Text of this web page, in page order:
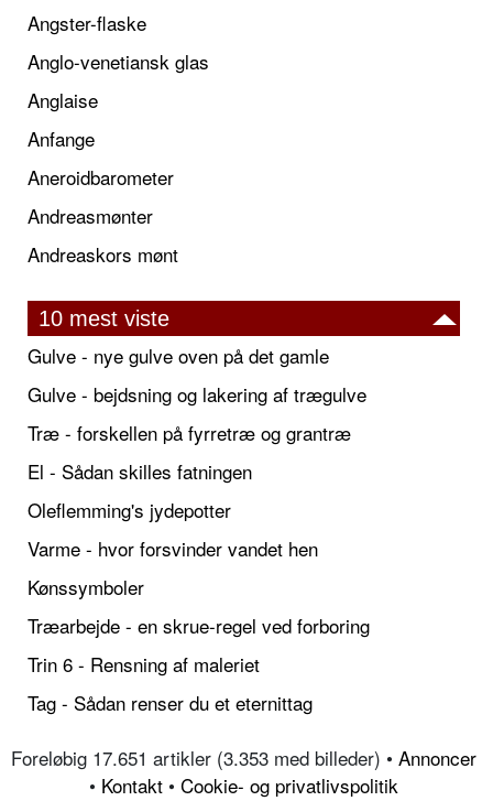
Angster-flaske
Anglo-venetiansk glas
Anglaise
Anfange
Aneroidbarometer
Andreasmønter
Andreaskors mønt
10 mest viste
Gulve - nye gulve oven på det gamle
Gulve - bejdsning og lakering af trægulve
Træ - forskellen på fyrretræ og grantræ
El - Sådan skilles fatningen
Oleflemming's jydepotter
Varme - hvor forsvinder vandet hen
Kønssymboler
Træarbejde - en skrue-regel ved forboring
Trin 6 - Rensning af maleriet
Tag - Sådan renser du et eternittag
Foreløbig 17.651 artikler (3.353 med billeder) • Annoncer
• Kontakt • Cookie- og privatlivspolitik